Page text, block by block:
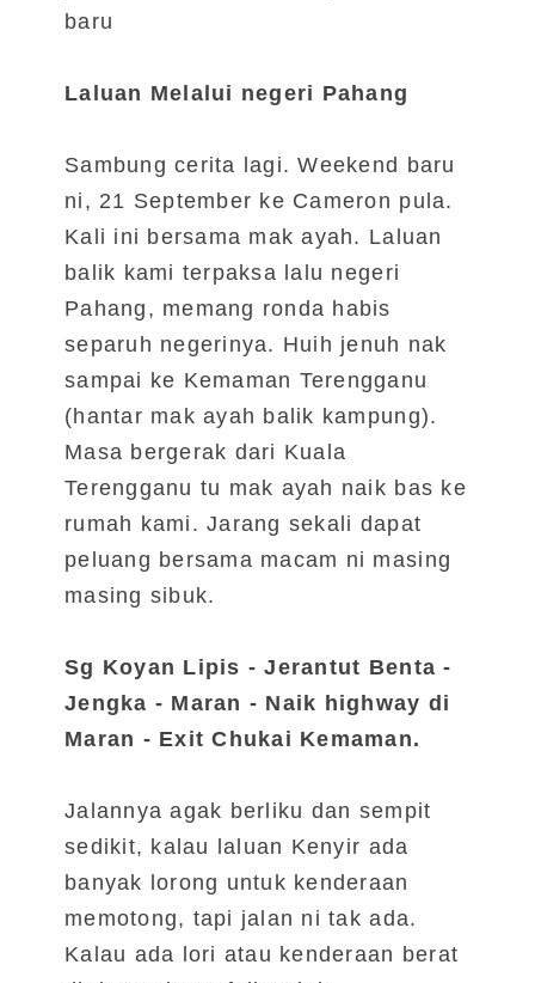
baru
Laluan Melalui negeri Pahang
Sambung cerita lagi. Weekend baru
ni, 21 September ke Cameron pula.
Kali ini bersama mak ayah. Laluan
balik kami terpaksa lalu negeri
Pahang, memang ronda habis
separuh negerinya. Huih jenuh nak
sampai ke Kemaman Terengganu
(hantar mak ayah balik kampung).
Masa bergerak dari Kuala
Terengganu tu mak ayah naik bas ke
rumah kami. Jarang sekali dapat
peluang bersama macam ni masing
masing sibuk.
Sg Koyan Lipis - Jerantut Benta -
Jengka - Maran - Naik highway di
Maran - Exit Chukai Kemaman.
Jalannya agak berliku dan sempit
sedikit, kalau laluan Kenyir ada
banyak lorong untuk kenderaan
memotong, tapi jalan ni tak ada.
Kalau ada lori atau kenderaan berat